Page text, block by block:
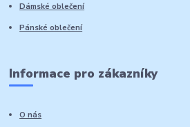
Dámské oblečení
Pánské oblečení
Informace pro zákazníky
O nás